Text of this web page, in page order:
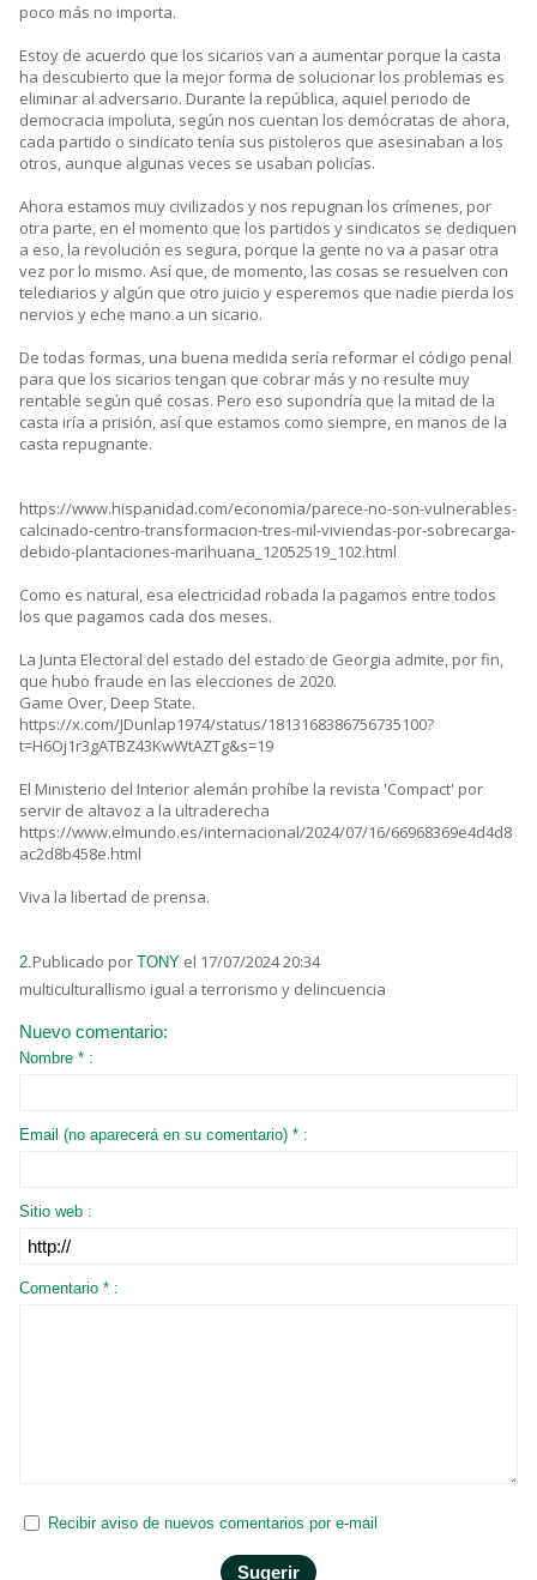
poco más no importa.
Estoy de acuerdo que los sicarios van a aumentar porque la casta
ha descubierto que la mejor forma de solucionar los problemas es
eliminar al adversario. Durante la república, aquiel periodo de
democracia impoluta, según nos cuentan los demócratas de ahora,
cada partido o sindicato tenía sus pistoleros que asesinaban a los
otros, aunque algunas veces se usaban policías.
Ahora estamos muy civilizados y nos repugnan los crímenes, por
otra parte, en el momento que los partidos y sindicatos se dediquen
a eso, la revolución es segura, porque la gente no va a pasar otra
vez por lo mismo. Así que, de momento, las cosas se resuelven con
telediarios y algún que otro juicio y esperemos que nadie pierda los
nervios y eche mano a un sicario.
De todas formas, una buena medida sería reformar el código penal
para que los sicarios tengan que cobrar más y no resulte muy
rentable según qué cosas. Pero eso supondría que la mitad de la
casta iría a prisión, así que estamos como siempre, en manos de la
casta repugnante.
https://www.hispanidad.com/economia/parece-no-son-vulnerables-
calcinado-centro-transformacion-tres-mil-viviendas-por-sobrecarga-
debido-plantaciones-marihuana_12052519_102.html
Como es natural, esa electricidad robada la pagamos entre todos
los que pagamos cada dos meses.
La Junta Electoral del estado del estado de Georgia admite, por fin,
que hubo fraude en las elecciones de 2020.
Game Over, Deep State.
https://x.com/JDunlap1974/status/1813168386756735100?
t=H6Oj1r3gATBZ43KwWtAZTg&s=19
El Ministerio del Interior alemán prohíbe la revista 'Compact' por
servir de altavoz a la ultraderecha
https://www.elmundo.es/internacional/2024/07/16/66968369e4d4d8
ac2d8b458e.html
Viva la libertad de prensa.
2. Publicado por TONY el 17/07/2024 20:34
multiculturallismo igual a terrorismo y delincuencia
Nuevo comentario:
Nombre * :
Email (no aparecerá en su comentario) * :
Sitio web :
Comentario * :
Recibir aviso de nuevos comentarios por e-mail